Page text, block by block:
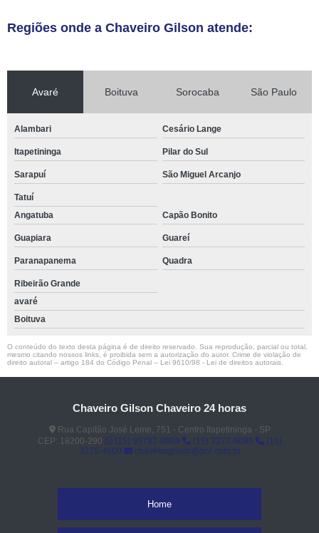
Regiões onde a Chaveiro Gilson atende:
Avaré Boituva Sorocaba São Paulo
Alambari Cesário Lange
Itapetininga Pilar do Sul
Sarapuí São Miguel Arcanjo
Tatuí
Angatuba
Capão Bonito
Guapiara Guareí
Paranapanema Quadra
Ribeirão Grande
avaré
Boituva
O conteúdo do texto desta página é de direito reservado. Sua reprodução, parcial ou total,
mesmo citando nossos links, é proibida sem a autorização do autor. Crime de violação de
direito autoral – artigo 184 do Código Penal – Lei 9610/98 - Lei de direitos autorais
Chaveiro Gilson Chaveiro 24 horas
Rua Capitão José Leme, 751 - Centro Itapetininga - SP
CEP: 18200-290
(15) 99782-0869 (15) 3272-6086
(15)
3275-4600
chaveirogilson@bol.com.br
Home